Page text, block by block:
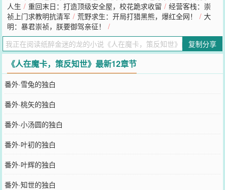
道护法？叶辉看了看一派岁月静好的知世酱，砸了砸嘴。好像......也
不是不行？
您要是觉得《人在魔卡，策反知世
和微博微信里的朋友推荐哦！
人生 / 重回末日：打造顶级安全屋，校花跪求收留 / 经营客栈：崇
祯上门求教明抗清军 / 荒野求生：开局打猎黑熊，爆红全网！ / 大
明：暴君崇祯，朕要御驾亲征！
/
复制分享
《人在魔卡，策反知世》最新12章节
番外·雪兔的独白
番外·桃矢的独白
番外·小汤圆的独白
番外·叶初的独白
番外·叶辉的独白
番外·知世的独白